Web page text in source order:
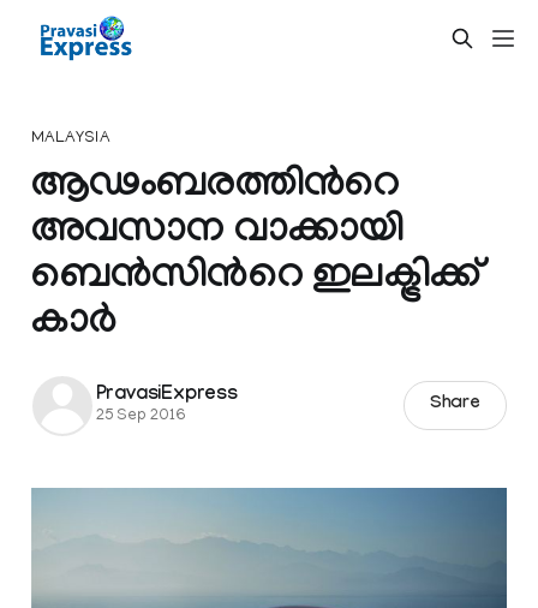
MALAYSIA
ആഢംബരത്തിന്‍റെ
അവസാന വാക്കായി
ബെന്‍സിന്‍റെ ഇലക്ട്രിക്ക്
കാര്‍
PravasiExpress
25 Sep 2016
Share